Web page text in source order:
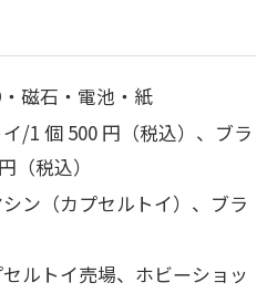
磁石・電池・紙
/1 個 500 円（税込）、ブラ
（税込）
ン（カプセルトイ）、ブラ
ルトイ売場、ホビーショッ